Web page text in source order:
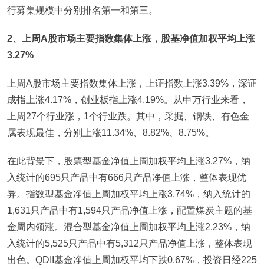
行募集规模中分别排名第一和第三。
2、上周A股市场主要指数集体上涨，股基净值加权平均上涨
3.27%
上周A股市场主要指数集体上涨，上证指数上涨3.39%，深证
成指上涨4.17%，创业板指上涨4.19%。从申万行业来看，
上周27个行业涨，1个行业跌。其中，采掘、钢铁、有色金
属表现最佳，分别上涨11.34%、8.82%、8.75%。
在此背景下，股票型基金净值上周加权平均上涨3.27%，纳
入统计的695只产品中有666只产品净值上涨，整体表现优
异。指数型基金净值上周加权平均上涨3.74%，纳入统计的
1,631只产品中有1,594只产品净值上涨，配置煤炭主题的基
金周内领涨。混合型基金净值上周加权平均上涨2.23%，纳
入统计的5,525只产品中有5,312只产品净值上涨，整体表现
出色。QDII基金净值上周加权平均下跌0.67%，投资日经225